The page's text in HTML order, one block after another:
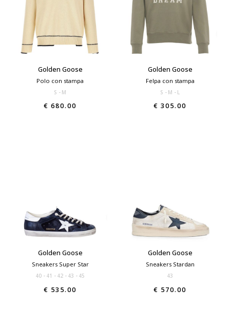
Golden Goose
Polo con stampa
S M
€ 680.00
Golden Goose
Felpa con stampa
S M L
€ 305.00
Golden Goose
Sneakers Super Star
40 41 42 43 45
€ 535.00
Golden Goose
Sneakers Stardan
43
€ 570.00